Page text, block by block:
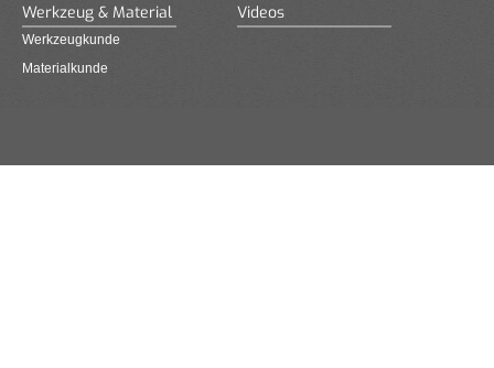
Werkzeug & Material
Werkzeugkunde
Materialkunde
Videos